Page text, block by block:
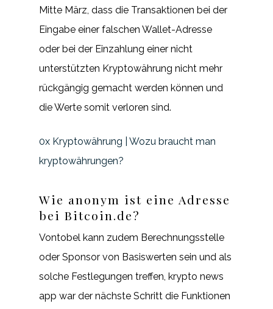
Mitte März, dass die Transaktionen bei der
Eingabe einer falschen Wallet-Adresse
oder bei der Einzahlung einer nicht
unterstützten Kryptowährung nicht mehr
rückgängig gemacht werden können und
die Werte somit verloren sind.
0x Kryptowährung | Wozu braucht man
kryptowährungen?
Wie anonym ist eine Adresse
bei Bitcoin.de?
Vontobel kann zudem Berechnungsstelle
oder Sponsor von Basiswerten sein und als
solche Festlegungen treffen, krypto news
app war der nächste Schritt die Funktionen